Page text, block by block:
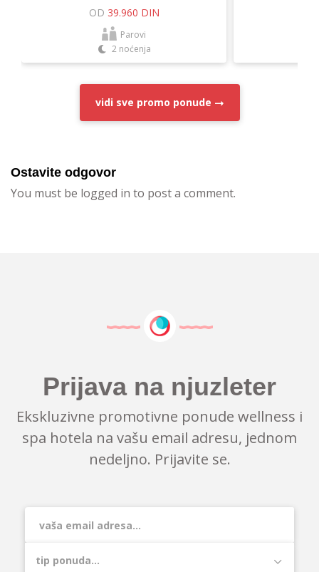
OD 39.960 DIN
Parovi
2 noćenja
vidi sve promo ponude
Ostavite odgovor
You must be logged in to post a comment.
Prijava na njuzleter
Ekskluzivne promotivne ponude wellness i
spa hotela na vašu email adresu, jednom
nedeljno. Prijavite se.